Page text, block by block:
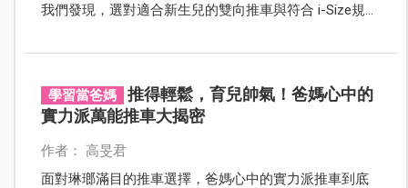
我們發現，選對適合新生兒的雙向推車與符合 i-Size規範
學習當爸媽
推得輕鬆，育兒帥氣！爸媽心中的
實力派萬能推車大揭密
作者： 高旻君
面對琳瑯滿目的推車選擇，爸媽心中的實力派推車到底